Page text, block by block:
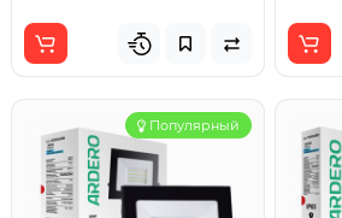
Популярный